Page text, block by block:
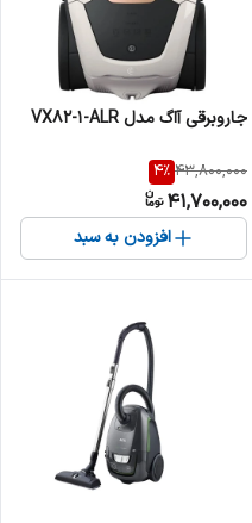
جاروبرقی آاگ مدل VX82-1-ALR
43,800,000
4%
41,700,000
افزودن به سبد